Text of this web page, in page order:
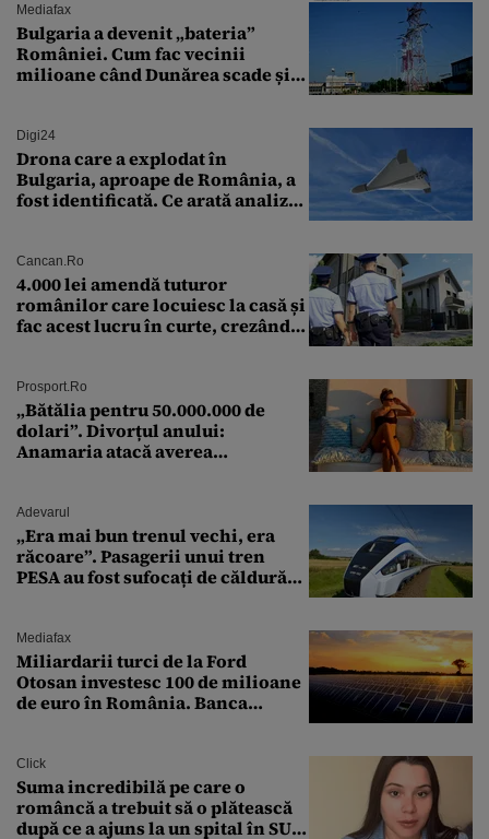
Mediafax
Bulgaria a devenit „bateria”
României. Cum fac vecinii
milioane când Dunărea scade și
Digi24
Drona care a explodat în
Bulgaria, aproape de România, a
fost identificată. Ce arată analiza
Cancan.ro
4.000 lei amendă tuturor
românilor care locuiesc la casă și
fac acest lucru în curte, crezând
Prosport.ro
„Bătălia pentru 50.000.000 de
dolari”. Divorțul anului:
Anamaria atacă averea
Adevarul
„Era mai bun trenul vechi, era
răcoare”. Pasagerii unui tren
PESA au fost sufocați de căldură
Mediafax
Miliardarii turci de la Ford
Otosan investesc 100 de milioane
de euro în România. Banca
Click
Suma incredibilă pe care o
româncă a trebuit să o plătească
după ce a ajuns la un spital în SUA: